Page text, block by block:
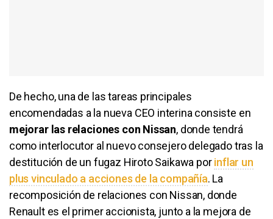
De hecho, una de las tareas principales
encomendadas a la nueva CEO interina consiste en
mejorar las relaciones con Nissan, donde tendrá
como interlocutor al nuevo consejero delegado tras la
destitución de un fugaz Hiroto Saikawa porinflar un
plus vinculado a acciones de la compañía. La
recomposición de relaciones con Nissan, donde
Renault es el primer accionista, junto a la mejora de